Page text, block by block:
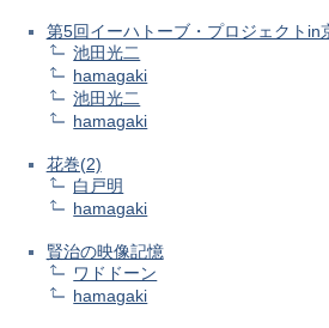
第5回イーハトーブ・プロジェクトin
池田光二
hamagaki
池田光二
hamagaki
花巻(2)
白戸明
hamagaki
賢治の映像記憶
ワドドーン
hamagaki